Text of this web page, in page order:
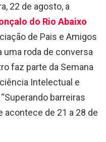
22 de agosto, a
do Rio Abaixo
de Pais e Amigos
uma roda de conversa
faz parte da Semana
Intelectual e
barreiras
acontece de 21 a 28 de